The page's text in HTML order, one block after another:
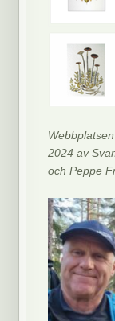
2024 av
och Peppe